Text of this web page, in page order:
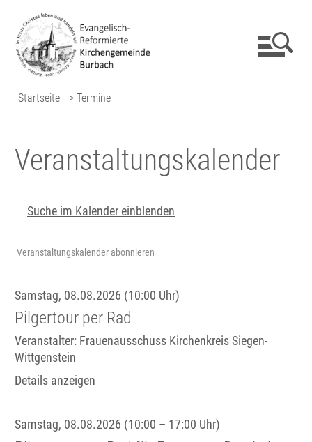
Startseite > Termine
Veranstaltungs­kalender
Suche im Kalender einblenden
Veranstaltungskalender abonnieren
Samstag, 08.08.2026 (10:00 Uhr)
Pilgertour per Rad
Veranstalter: Frauenausschuss Kirchenkreis Siegen-
Wittgenstein
Details anzeigen
Samstag, 08.08.2026 (10:00 – 17:00 Uhr)